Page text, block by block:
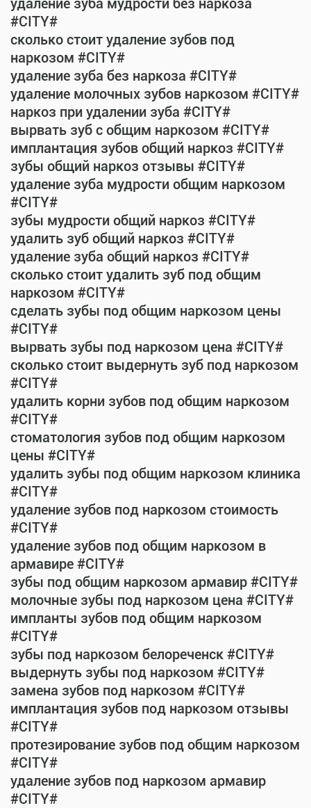
удаление зуба мудрости без наркоза
#CITY#
сколько стоит удаление зубов под
наркозом #CITY#
удаление зуба без наркоза #CITY#
удаление молочных зубов наркозом #CITY#
наркоз при удалении зуба #CITY#
вырвать зуб с общим наркозом #CITY#
имплантация зубов общий наркоз #CITY#
зубы общий наркоз отзывы #CITY#
удаление зуба мудрости общим наркозом
#CITY#
зубы мудрости общий наркоз #CITY#
удалить зуб общий наркоз #CITY#
удаление зуба общий наркоз #CITY#
сколько стоит удалить зуб под общим
наркозом #CITY#
сделать зубы под общим наркозом цены
#CITY#
вырвать зубы под наркозом цена #CITY#
сколько стоит выдернуть зуб под наркозом
#CITY#
удалить корни зубов под общим наркозом
#CITY#
стоматология зубов под общим наркозом
цены #CITY#
удалить зубы под общим наркозом клиника
#CITY#
удаление зубов под наркозом стоимость
#CITY#
удаление зубов под общим наркозом в
армавире #CITY#
зубы под общим наркозом армавир #CITY#
молочные зубы под наркозом цена #CITY#
импланты зубов под общим наркозом
#CITY#
зубы под наркозом белореченск #CITY#
выдернуть зубы под наркозом #CITY#
замена зубов под наркозом #CITY#
имплантация зубов под наркозом отзывы
#CITY#
протезирование зубов под общим наркозом
#CITY#
удаление зубов под наркозом армавир
#CITY#